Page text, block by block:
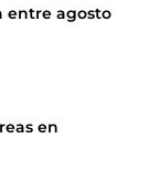
entre agosto
en